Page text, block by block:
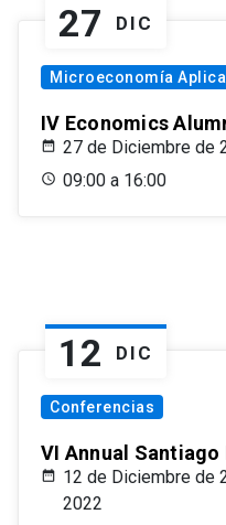
27 DIC
Microeconomía
IV Economics
27 de Diciembre de
09:00 a 16:00
12 DIC
Conferencias
VI Annual
12 de Diciembre de
2022